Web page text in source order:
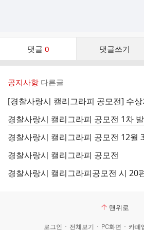
댓글 0 댓글쓰기
댓
공지사항 다른글
[경찰사랑시 캘리그라피 공모전] 수
경찰사랑시 캘리그라피 공모전 1차
경찰사랑시 캘리그라피 공모전
경찰사랑시 캘리그라피공모전 시 20
맨위로
로그인 전체보기 PC화면 카페